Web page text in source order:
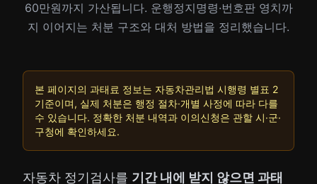
60만원까지 가산됩니다. 운행정지명령·번호판 영치까
지 이어지는 처분 구조와 대처 방법을 정리했습니다.
본 페이지의 과태료 정보는 자동차관리법 시행령 별표 2
기준이며, 실제 처분은 행정 절차·개별 사정에 따라 다를
수 있습니다. 정확한 처분 내역과 이의신청은 관할 시·군·
구청에 확인하세요.
자동차 정기검사를 기간 내에 받지 않으면 과태